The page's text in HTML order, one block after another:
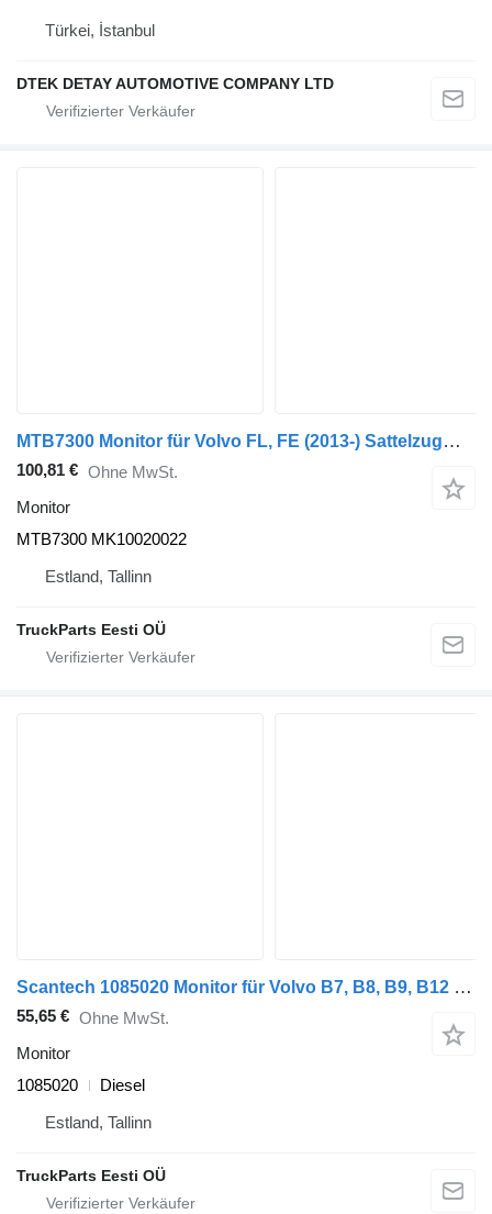
Türkei, İstanbul
DTEK DETAY AUTOMOTIVE COMPANY LTD
MTB7300 Monitor für Volvo FL, FE (2013-) Sattelzugmaschine
100,81 € Ohne MwSt.
Monitor
MTB7300 MK10020022
Estland, Tallinn
TruckParts Eesti OÜ
Scantech 1085020 Monitor für Volvo B7, B8, B9, B12 bus (2005-)
55,65 € Ohne MwSt.
Monitor
1085020
Diesel
Estland, Tallinn
TruckParts Eesti OÜ